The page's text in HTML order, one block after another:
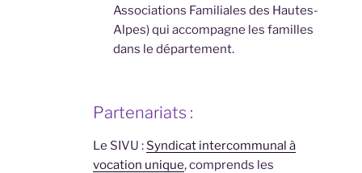
Associations Familiales des Hautes-
Alpes) qui accompagne les familles
dans le département.
Partenariats :
Le SIVU : Syndicat intercommunal à
vocation unique, comprends les